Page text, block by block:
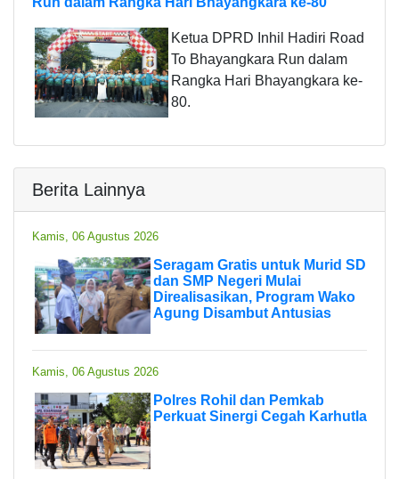
Ketua DPRD Inhil Hadiri Road
To Bhayangkara Run dalam
Rangka Hari Bhayangkara ke-
80.
Berita Lainnya
Kamis, 06 Agustus 2026
Seragam Gratis untuk Murid SD
dan SMP Negeri Mulai
Direalisasikan, Program Wako
Agung Disambut Antusias
Kamis, 06 Agustus 2026
Polres Rohil dan Pemkab
Perkuat Sinergi Cegah Karhutla